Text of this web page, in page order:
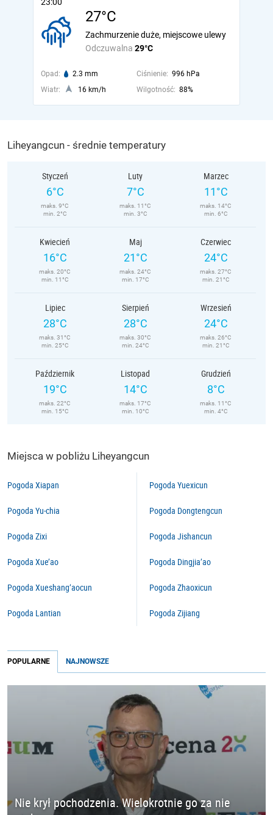
27°C
Odczuwalna 29°C
Zachmurzenie duże, miejscowe ulewy
Opad: 2.3 mm Ciśnienie: 996 hPa
Wiatr:
16 km/h Wilgotność: 88%
Liheyangcun - średnie temperatury
Styczeń
6°C
maks. 9°C
min. 2°C
Luty
7°C
maks. 11°C
min. 3°C
Marzec
11°C
maks. 14°C
min. 6°C
Kwiecień
16°C
maks. 20°C
min. 11°C
Maj
21°C
maks. 24°C
min. 17°C
Czerwiec
24°C
maks. 27°C
min. 21°C
Lipiec
28°C
maks. 31°C
min. 25°C
Sierpień
28°C
maks. 30°C
min. 24°C
Wrzesień
24°C
maks. 26°C
min. 21°C
Październik
19°C
maks. 22°C
min. 15°C
Listopad
14°C
maks. 17°C
min. 10°C
Grudzień
8°C
maks. 11°C
min. 4°C
Miejsca w pobliżu Liheyangcun
Pogoda Xiapan
Pogoda Yu-chia
Pogoda Zixi
Pogoda Xue’ao
Pogoda Xueshang’aocun
Pogoda Lantian
Pogoda Yuexicun
Pogoda Dongtengcun
Pogoda Jishancun
Pogoda Dingjia’ao
Pogoda Zhaoxicun
Pogoda Zijiang
POPULARNE NAJNOWSZE
Nie krył pochodzenia. Wielokrotnie go za nie